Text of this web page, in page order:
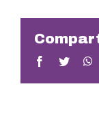
Facebook
Twitter